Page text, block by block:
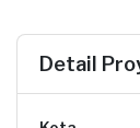
Detail